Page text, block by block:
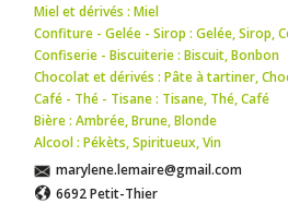
Miel et dérivés : Miel
Confiture - Gelée - Sirop : Gelée,Sirop,
Confiserie - Biscuiterie : Biscuit,Bonbon
Chocolat et dérivés : Pâte à tartiner,
Café - Thé - Tisane : Tisane, Thé,Café
Bière : Ambrée,Brune,Blonde
Alcool : Pékèts,Spiritueux,Vin
marylene.lemaire@gmail.com
6692 Petit-Thier